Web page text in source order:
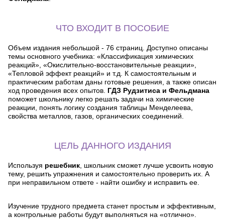
ЧТО ВХОДИТ В ПОСОБИЕ
Объем издания небольшой - 76 страниц. Доступно описаны
темы основного учебника: «Классификация химических
реакций», «Окислительно-восстановительные реакции»,
«Тепловой эффект реакций» и т.д. К самостоятельным и
практическим работам даны готовые решения, а также описан
ход проведения всех опытов. ГДЗ Рудзитиса и Фельдмана
поможет школьнику легко решать задачи на химические
реакции, понять логику создания таблицы Менделеева,
свойства металлов, газов, органических соединений.
ЦЕЛЬ ДАННОГО ИЗДАНИЯ
Используя решебник , школьник сможет лучше усвоить новую
тему, решить упражнения и самостоятельно проверить их. А
при неправильном ответе - найти ошибку и исправить ее.
Изучение трудного предмета станет простым и эффективным,
а контрольные работы будут выполняться на «отлично».